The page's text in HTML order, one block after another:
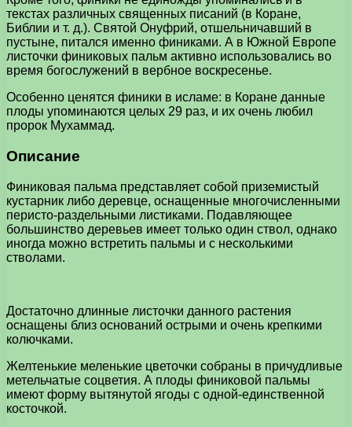
текстах различных священных писаний (в Коране,
Библии и т. д.). Святой Онуфрий, отшельничавший в
пустыне, питался именно финиками. А в Южной Европе
листочки финиковых пальм активно использовались во
время богослужений в вербное воскресенье.
Особенно ценятся финики в исламе: в Коране данные
плоды упоминаются целых 29 раз, и их очень любил
пророк Мухаммад.
Описание
Финиковая пальма представляет собой приземистый
кустарник либо деревце, оснащенные многочисленными
перисто-раздельными листиками. Подавляющее
большинство деревьев имеет только один ствол, однако
иногда можно встретить пальмы и с несколькими
стволами.
Достаточно длинные листочки данного растения
оснащены близ оснований острыми и очень крепкими
колючками.
Желтенькие меленькие цветочки собраны в причудливые
метельчатые соцветия. А плоды финиковой пальмы
имеют форму вытянутой ягоды с одной-единственной
косточкой.